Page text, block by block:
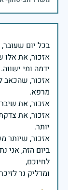
אזכור, את אלו
אזכור, שהכאב
אזכור, את
ביום הזה, אני
ומדליק נר